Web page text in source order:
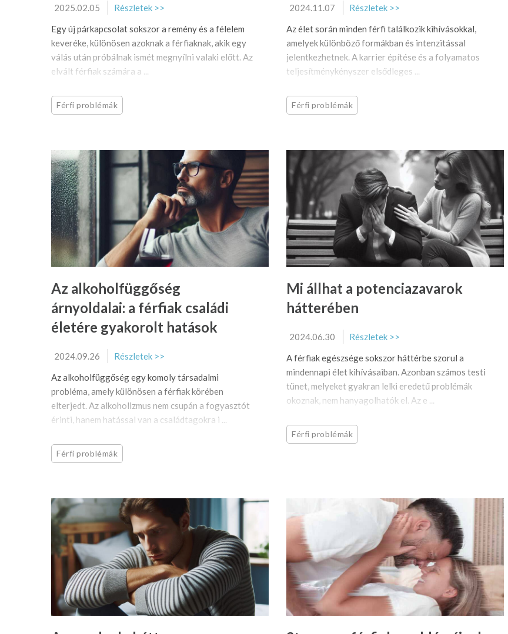
2025.02.05
Részletek >>
Egy új párkapcsolat sokszor a remény és a félelem
keveréke, különösen azoknak a férfiaknak, akik egy
válás után próbálnak ismét megnyílni valaki előtt. Az
elvált férfiak számára a ...
Férfi problémák
2024.11.07
Részletek >>
Az élet során minden férfi találkozik kihívásokkal,
amelyek különböző formákban és intenzitással
jelentkezhetnek. A karrier építése és a folyamatos
teljesítménykényszer elsődleges ...
Férfi problémák
Az alkoholfüggőség
árnyoldalai: a férfiak családi
életére gyakorolt hatások
2024.09.26
Részletek >>
Az alkoholfüggőség egy komoly társadalmi
probléma, amely különösen a férfiak körében
elterjedt. Az alkoholizmus nem csupán a fogyasztót
érinti, hanem hatással van a családtagokra i ...
Férfi problémák
Mi állhat a potenciazavarok
hátterében
2024.06.30
Részletek >>
A férfiak egészsége sokszor háttérbe szorul a
mindennapi élet kihívásaiban. Azonban számos testi
tünet, melyeket gyakran lelki eredetű problémák
okoznak, nem hanyagolhatók el. Az e ...
Férfi problémák